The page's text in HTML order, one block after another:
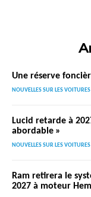
Une réserve
NOUVELLES SUR LES
Lucid retarde à
abordable »
NOUVELLES SUR LES
Ram retirera le
2027 à moteur